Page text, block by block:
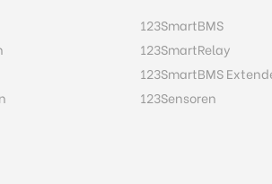
123SmartBMS
123SmartRelay
123SmartBMS
123Sensoren